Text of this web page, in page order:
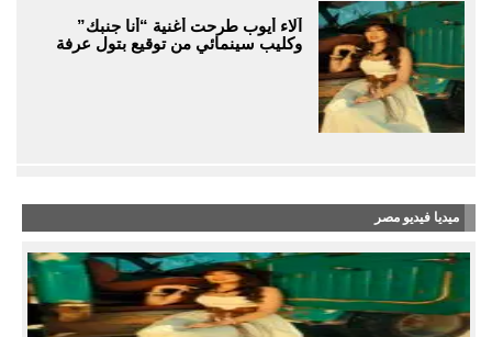
آلاء أيوب طرحت أغنية “أنا جنبك”
وكليب سينمائي من توقيع بتول عرفة
ميديا فيديو مصر